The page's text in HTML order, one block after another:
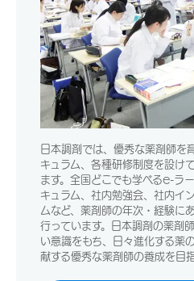
日本調剤では、優秀な薬剤師を
キュラム、各種研修制度を設け
ます。全国どこでも学べるe-ラ
キュラム、社内勉強会、社内イ
ムなど、薬剤師の年次・経験に
行っています。日本調剤の薬剤
い意識をもち、日々進化する薬
献する優秀な薬剤師の養成を目